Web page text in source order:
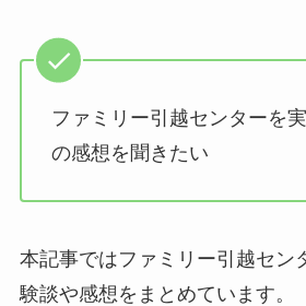
ファミリー引越センターを
の感想を聞きたい
本記事ではファミリー引越セン
験談や感想をまとめています。